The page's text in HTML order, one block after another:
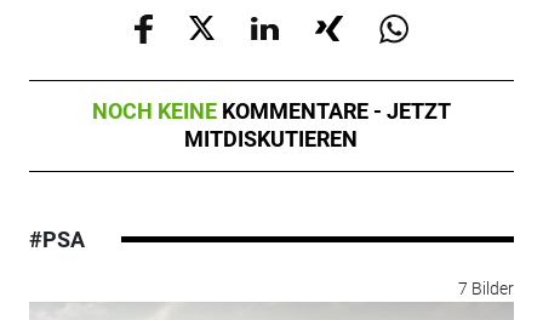
NOCH KEINE KOMMENTARE - JETZT
MITDISKUTIEREN
#PSA
7 Bilder